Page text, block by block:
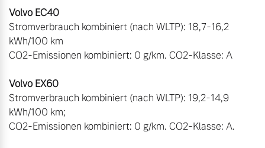
Stromverbrauch kombiniert (nach WLTP): 18,7-16,2
kWh/100 km
CO2-Emissionen kombiniert: 0 g/km. CO2-Klasse: A
Stromverbrauch kombiniert (nach WLTP): 19,2-14,9
kWh/100 km;
CO2-Emissionen kombiniert: 0 g/km. CO2-Klasse: A.